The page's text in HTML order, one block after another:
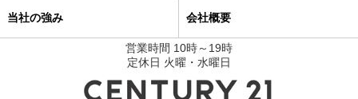
当社の強み 会社概要
営業時間 10時～19時
定休日 火曜・水曜日